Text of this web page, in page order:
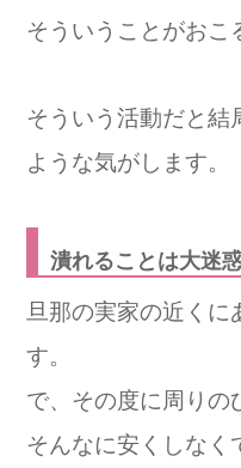
そういうことがおこ
そういう活動だと結
ような気がします。
潰れることは大迷
旦那の実家の近くに
す。
で、その度に周りの
そんなに安くしなく